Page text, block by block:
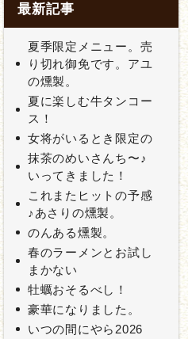
最新記事
夏季限定メニュー。売
り切れ御免です。アユ
の燻製。
夏に楽しむ牛タンコー
ス！
女将がいるとき限定の
抹茶のめいさんち〜♪
いってきました！
これまたヒットの予感
♪あさりの燻製。
のんある燻製。
春のラーメンとお試し
まかない
牡蠣おそるべし！
豪華になりました。
いつの間にやら2026